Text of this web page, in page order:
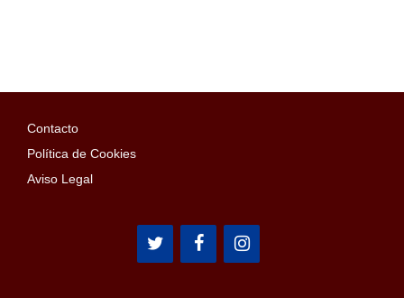
Contacto
Política de Cookies
Aviso Legal